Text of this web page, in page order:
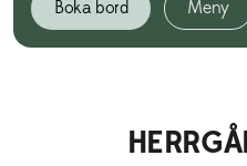
Boka bord Meny